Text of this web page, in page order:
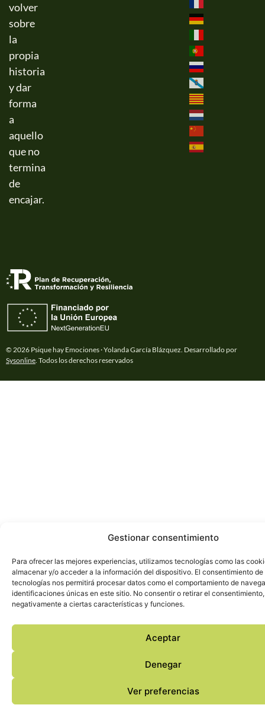
Gestionar consentimiento
Para ofrecer las mejores experiencias, utilizamos tecnologías como las
almacenar y/o acceder a la información del dispositivo. El consentimiento de
tecnologías nos permitirá procesar datos como el comportamiento de
identificaciones únicas en este sitio. No consentir o retirar el
negativamente a ciertas características y funciones.
Aceptar
Denegar
Ver preferencias
volver
sobre
la
propia
historia
y dar
forma
a
aquello
que no
termina
de
encajar.
© 2026 Psique hay Emociones · Yolanda García Blázquez. Desarrollado por
Sysonline. Todos los derechos reservados